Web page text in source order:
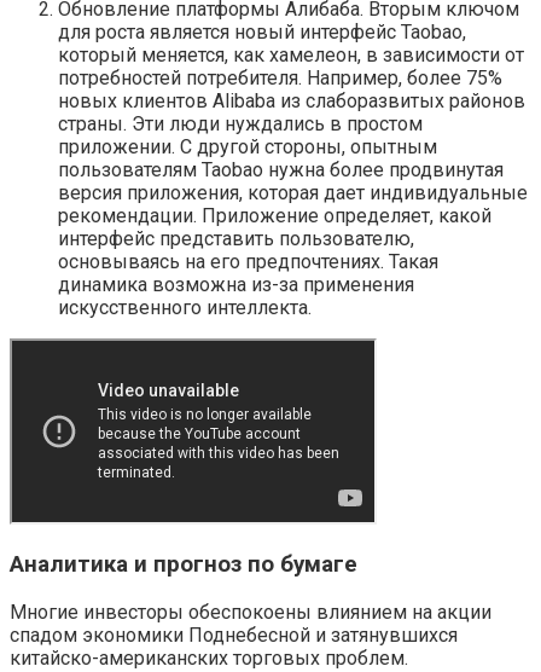
Обновление платформы Алибаба. Вторым ключом
для роста является новый интерфейс Taobao,
который меняется, как хамелеон, в зависимости от
потребностей потребителя. Например, более 75%
новых клиентов Alibaba из слаборазвитых районов
страны. Эти люди нуждались в простом
приложении. С другой стороны, опытным
пользователям Taobao нужна более продвинутая
версия приложения, которая дает индивидуальные
рекомендации. Приложение определяет, какой
интерфейс представить пользователю,
основываясь на его предпочтениях. Такая
динамика возможна из-за применения
искусственного интеллекта.
Аналитика и прогноз по бумаге
Многие инвесторы обеспокоены влиянием на акции
спадом экономики Поднебесной и затянувшихся
китайско-американских торговых проблем.